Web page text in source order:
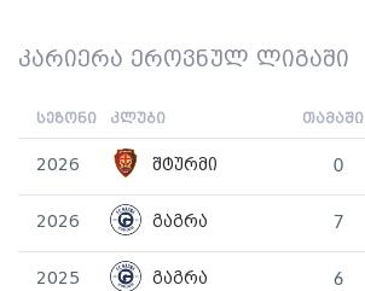
კარიერა ეროვნულ ლიგაში
სეზონი კლუბი თამაში
2026 შტურმი 0
2026 გაგრა 7
2025 გაგრა 6